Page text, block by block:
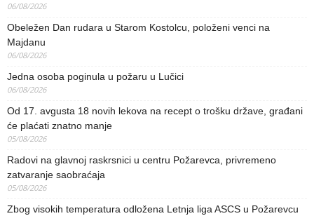
06/08/2026
Obeležen Dan rudara u Starom Kostolcu, položeni venci na
Majdanu
06/08/2026
Jedna osoba poginula u požaru u Lučici
06/08/2026
Od 17. avgusta 18 novih lekova na recept o trošku države, građani
će plaćati znatno manje
05/08/2026
Radovi na glavnoj raskrsnici u centru Požarevca, privremeno
zatvaranje saobraćaja
05/08/2026
Zbog visokih temperatura odložena Letnja liga ASCS u Požarevcu